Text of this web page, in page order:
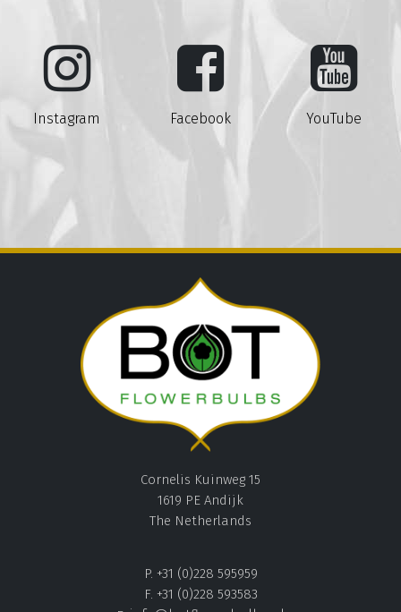
Instagram Facebook YouTube
Cornelis Kuinweg 15
1619 PE Andijk
The Netherlands
P. +31 (0)228 595959
F. +31 (0)228 593583